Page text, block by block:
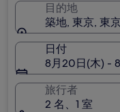
目的地
築地, 東京, 東
日付
8月20日(木) -
旅行者
2 名、1 室